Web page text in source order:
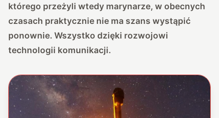
którego przeżyli wtedy marynarze, w obecnych
czasach praktycznie nie ma szans wystąpić
ponownie. Wszystko dzięki rozwojowi
technologii komunikacji.